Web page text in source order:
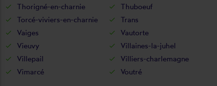
Thorigné-en-charnie
Thuboeuf
Torcé-viviers-en-charnie
Trans
Vaiges
Vautorte
Vieuvy
Villaines-la-juhel
Villepail
Villiers-charlemagne
Vimarcé
Voutré